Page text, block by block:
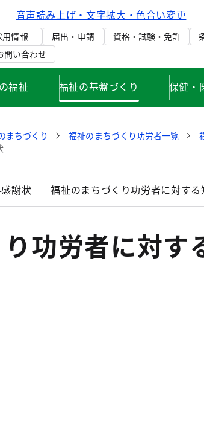
音声読み上げ・文字拡大・色合い変更
用情報 届出・申請 資格・試験・免許
問い合わせ
福祉 福祉の基盤づくり 保健・
まちづくり 福祉のまちづくり功労者一覧
謝状 福祉のまちづくり功労者に対す
功労者に対す